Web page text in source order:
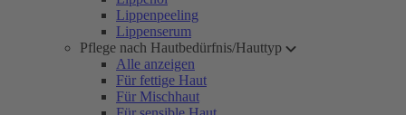
Lippenpeeling
Lippenserum
Pflege nach Hautbedürfnis/Hauttyp
Alle anzeigen
Für fettige Haut
Für Mischhaut